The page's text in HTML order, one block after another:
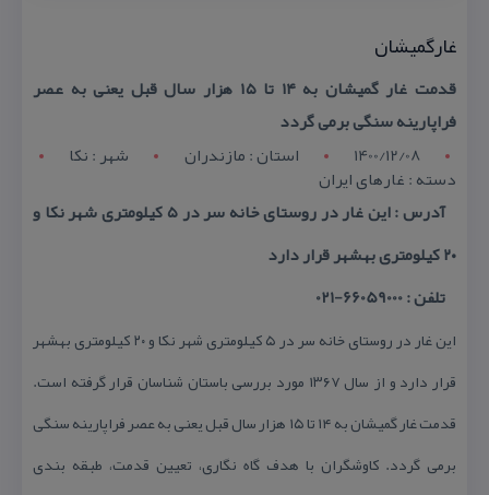
غارگمیشان
قدمت غار گمیشان به ۱۴ تا ۱۵ هزار سال قبل یعنی به عصر
فراپارینه سنگی برمی گردد
1400/12/08
استان : مازندران شهر : نکا
دسته : غارهای ایران
آدرس : این غار در روستای خانه سر در ۵ كیلومتری شهر نكا و
۲۰ كیلومتری بهشهر قرار دارد
تلفن : 66059000-021
این غار در روستای خانه سر در ۵ كیلومتری شهر نكا و ۲۰ كیلومتری بهشهر
قرار دارد و از سال ۱۳۶۷ مورد بررسی باستان شناسان قرار گرفته است.
قدمت غار گمیشان به ۱۴ تا ۱۵ هزار سال قبل یعنی به عصر فراپارینه سنگی
برمی گردد. كاوشگران با هدف گاه نگاری، تعیین قدمت، طبقه بندی